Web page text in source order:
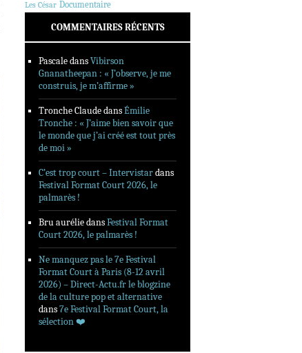
Les César Documentaire
COMMENTAIRES RÉCENTS
PascaledansVibirson
Gnanatheepan : « J’observe, je me
construis, je m’affirme »
Tronche ClaudedansÉmilie
Tronche : « J’aime bien savoir que
le monde que j’ai créé est tout près
de moi »
C’est trop court – Intervistardans
Festival Format Court 2026, le
palmarès !
Bru auréliedansFestival Format
Court 2026, le palmarès !
Ne manquez pas le 7e Festival
Format Court à Paris (8-12 avril
2026) – Direct-Actu.fr le blogzine
de la culture pop et alternative
dans7e Festival Format Court, la
sélection ❤️‍